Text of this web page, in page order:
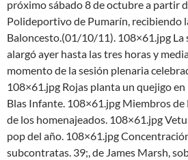
próximo sábado 8 de octubre a partir
Polideportivo de Pumarín, recibiendo
Baloncesto.(01/10/11). 108×61.jpg La
alargó ayer hasta las tres horas y
momento de la sesión plenaria
108×61.jpg Rojas planta un quejigo en
Blas Infante. 108×61.jpg Miembros
de los homenajeados. 108×61.jpg
pop del año. 108×61.jpg
subcontratas. 39;, de James Marsh,